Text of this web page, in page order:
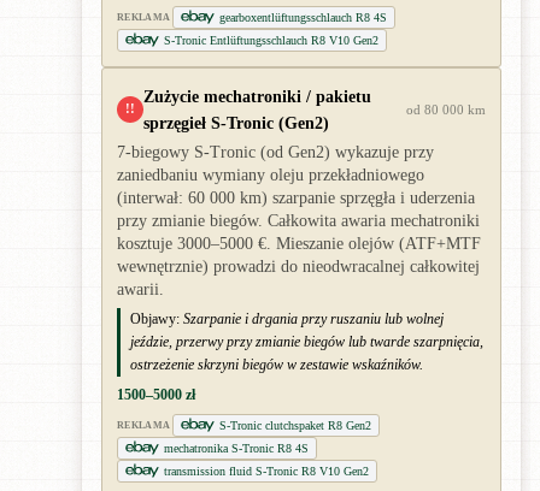
REKLAMA
gearboxentlüftungsschlauch R8 4S
S-Tronic Entlüftungsschlauch R8 V10 Gen2
!!
Zużycie mechatroniki / pakietu
sprzęgieł S-Tronic (Gen2)
od 80 000 km
7-biegowy S-Tronic (od Gen2) wykazuje przy
zaniedbaniu wymiany oleju przekładniowego
(interwał: 60 000 km) szarpanie sprzęgła i uderzenia
przy zmianie biegów. Całkowita awaria mechatroniki
kosztuje 3000–5000 €. Mieszanie olejów (ATF+MTF
wewnętrznie) prowadzi do nieodwracalnej całkowitej
awarii.
Objawy: Szarpanie i drgania przy ruszaniu lub wolnej
jeździe, przerwy przy zmianie biegów lub twarde szarpnięcia,
ostrzeżenie skrzyni biegów w zestawie wskaźników.
1500–5000 zł
REKLAMA
S-Tronic clutchspaket R8 Gen2
mechatronika S-Tronic R8 4S
transmission fluid S-Tronic R8 V10 Gen2